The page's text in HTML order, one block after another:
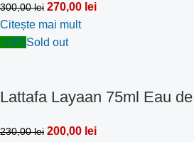
300,00lei 270,00 lei
Citește mai mult
-13%Sold out
Lattafa Layaan 75ml Eau
230,00lei 200,00 lei